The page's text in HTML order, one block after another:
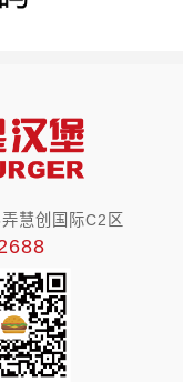
慧创国际C2区